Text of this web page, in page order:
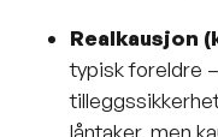
Realkausjon
typisk foreldre
låntaker, men